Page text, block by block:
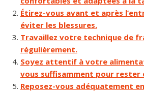
Étirez-vous avant et après
éviter les blessures.
Travaillez votre technique de
régulièrement.
Soyez attentif à votre
vous suffisamment pour rester
Reposez-vous adéquatement